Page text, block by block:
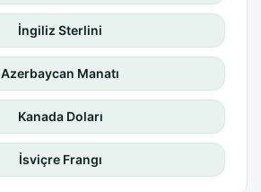
İngiliz Sterlini
Azerbaycan Manatı
Kanada Doları
İsviçre Frangı